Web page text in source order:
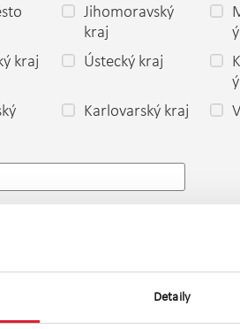
Detaily
Jihomoravský
kraj
kraj Ústecký kraj
Karlovarský kraj